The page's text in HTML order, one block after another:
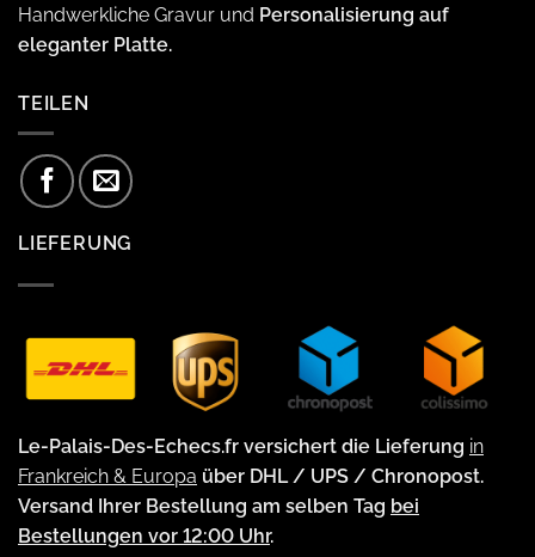
Handwerkliche Gravur und Personalisierung auf
eleganter Platte.
TEILEN
LIEFERUNG
Le-Palais-Des-Echecs.fr versichert die Lieferung in
Frankreich & Europa über DHL / UPS / Chronopost.
Versand Ihrer Bestellung am selben Tag bei
Bestellungen vor 12:00 Uhr.